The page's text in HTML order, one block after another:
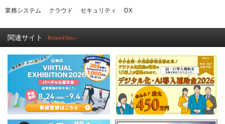
業務システム クラウド セキュリティ DX
関連サイト - Related Sites -